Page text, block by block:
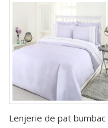
Lenjerie de pat bumbac